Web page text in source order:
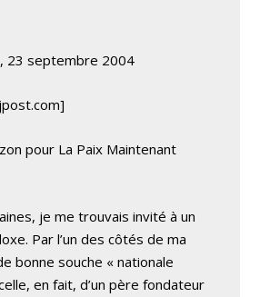
23 septembre 2004
pour La Paix Maintenant
je me trouvais invité à un
Par l’un des côtés de ma
bonne souche « nationale
en fait, d’un père fondateur